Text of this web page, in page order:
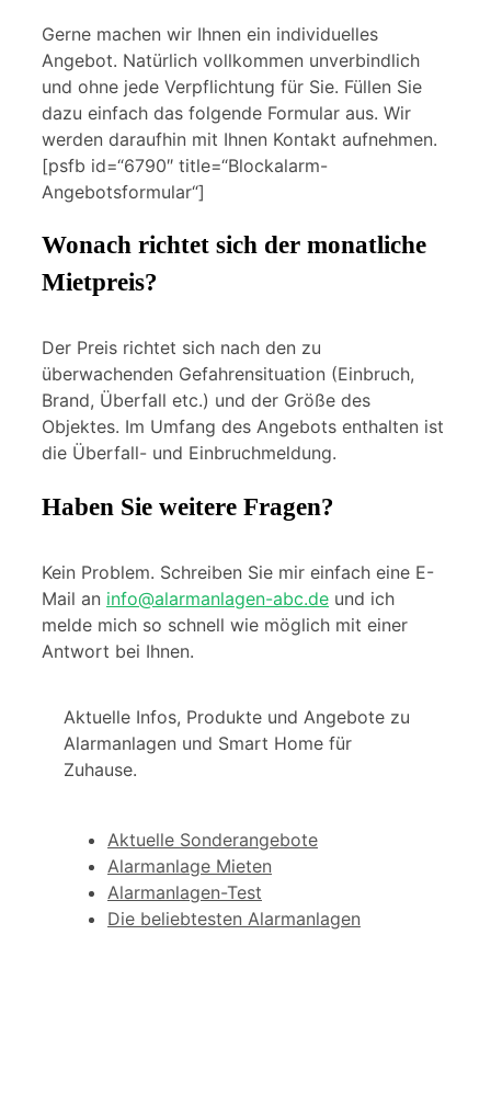
Gerne machen wir Ihnen ein individuelles
Angebot. Natürlich vollkommen unverbindlich
und ohne jede Verpflichtung für Sie. Füllen Sie
dazu einfach das folgende Formular aus. Wir
werden daraufhin mit Ihnen Kontakt aufnehmen.
[psfb id=“6790″ title=“Blockalarm-
Angebotsformular“]
Wonach richtet sich der monatliche
Mietpreis?
Der Preis richtet sich nach den zu
überwachenden Gefahrensituation (Einbruch,
Brand, Überfall etc.) und der Größe des
Objektes. Im Umfang des Angebots enthalten ist
die Überfall- und Einbruchmeldung.
Haben Sie weitere Fragen?
Kein Problem. Schreiben Sie mir einfach eine E-
Mail an info@alarmanlagen-abc.de und ich
melde mich so schnell wie möglich mit einer
Antwort bei Ihnen.
Aktuelle Infos, Produkte und Angebote zu
Alarmanlagen und Smart Home für
Zuhause.
Aktuelle Sonderangebote
Alarmanlage Mieten
Alarmanlagen-Test
Die beliebtesten Alarmanlagen